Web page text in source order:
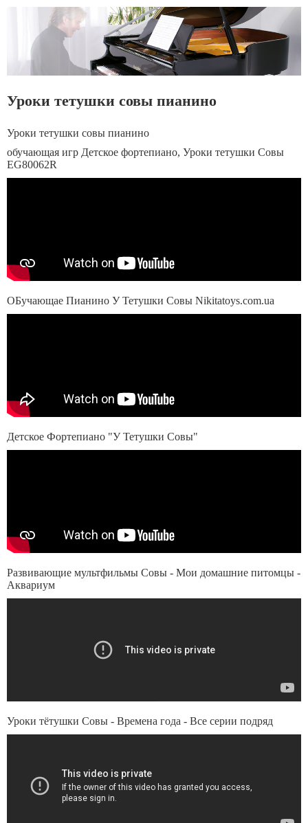
Уроки тетушки совы пианино
Уроки тетушки совы пианино
обучающая игр Детское фортепиано, Уроки тетушки Совы
EG80062R
ОБучающае Пианино У Тетушки Совы Nikitatoys.com.ua
Детское Фортепиано "У Тетушки Совы"
Развивающие мультфильмы Совы - Мои домашние питомцы -
Аквариум
Уроки тётушки Совы - Времена года - Все серии подряд